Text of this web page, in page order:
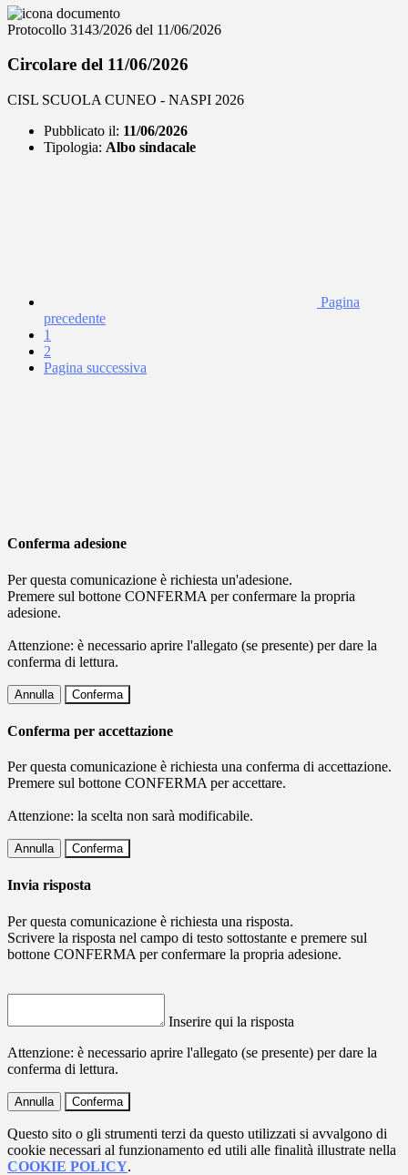
Protocollo 3143/2026 del 11/06/2026
Circolare del 11/06/2026
CISL SCUOLA CUNEO - NASPI 2026
Pubblicato il: 11/06/2026
Tipologia: Albo sindacale
Pagina
precedente
1
2
Pagina successiva
Conferma adesione
Per questa comunicazione è richiesta un'adesione.
Premere sul bottone CONFERMA per confermare la propria
adesione.
Attenzione: è necessario aprire l'allegato (se presente) per dare la
conferma di lettura.
Annulla Conferma
Conferma per accettazione
Per questa comunicazione è richiesta una conferma di accettazione.
Premere sul bottone CONFERMA per accettare.
Attenzione: la scelta non sarà modificabile.
Annulla Conferma
Invia risposta
Per questa comunicazione è richiesta una risposta.
Scrivere la risposta nel campo di testo sottostante e premere sul
bottone CONFERMA per confermare la propria adesione.
Inserire qui la risposta
Attenzione: è necessario aprire l'allegato (se presente) per dare la
conferma di lettura.
Annulla Conferma
Questo sito o gli strumenti terzi da questo utilizzati si avvalgono di
cookie necessari al funzionamento ed utili alle finalità illustrate nella
COOKIE POLICY.